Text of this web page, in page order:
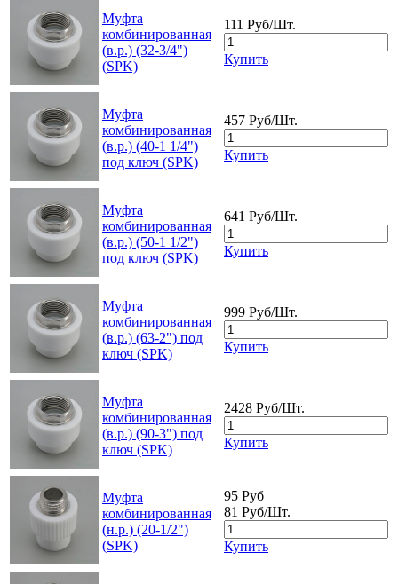
Муфта
комбинированная
(в.р.) (32-3/4")
(SPK)
111 Руб/Шт.
Купить
Муфта
комбинированная
(в.р.) (40-1 1/4")
под ключ (SPK)
457 Руб/Шт.
Купить
Муфта
комбинированная
(в.р.) (50-1 1/2")
под ключ (SPK)
641 Руб/Шт.
Купить
Муфта
комбинированная
(в.р.) (63-2") под
ключ (SPK)
999 Руб/Шт.
Купить
Муфта
комбинированная
(в.р.) (90-3") под
ключ (SPK)
2428 Руб/Шт.
Купить
Муфта
комбинированная
(н.р.) (20-1/2")
(SPK)
95 Руб
81 Руб/Шт.
Купить